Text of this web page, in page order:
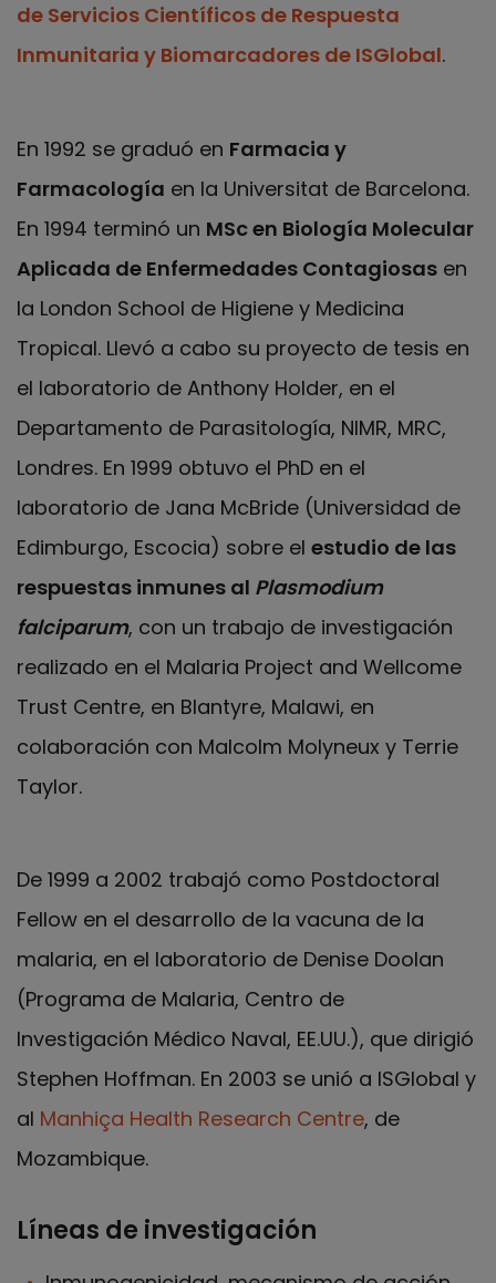
de Servicios Científicos de Respuesta
Inmunitaria y Biomarcadores de ISGlobal.
En 1992 se graduó en Farmacia y
Farmacología en la Universitat de Barcelona.
En 1994 terminó un MSc en Biología Molecular
Aplicada de Enfermedades Contagiosas en
la London School de Higiene y Medicina
Tropical. Llevó a cabo su proyecto de tesis en
el laboratorio de Anthony Holder, en el
Departamento de Parasitología, NIMR, MRC,
Londres. En 1999 obtuvo el PhD en el
laboratorio de Jana McBride (Universidad de
Edimburgo, Escocia) sobre el estudio de las
respuestas inmunes al Plasmodium
falciparum, con un trabajo de investigación
realizado en el Malaria Project and Wellcome
Trust Centre, en Blantyre, Malawi, en
colaboración con Malcolm Molyneux y Terrie
Taylor.
De 1999 a 2002 trabajó como Postdoctoral
Fellow en el desarrollo de la vacuna de la
malaria, en el laboratorio de Denise Doolan
(Programa de Malaria, Centro de
Investigación Médico Naval, EE.UU.), que dirigió
Stephen Hoffman. En 2003 se unió a ISGlobal y
al Manhiça Health Research Centre, de
Mozambique.
Líneas de investigación